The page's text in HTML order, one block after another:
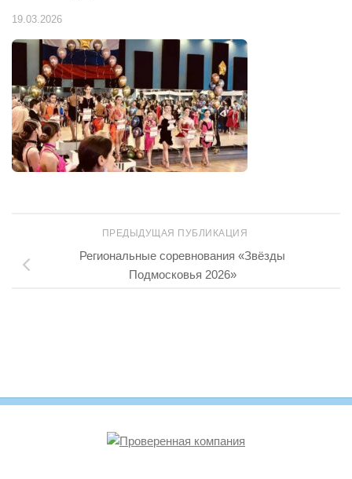
19.03.2026
ПРЕДЫДУЩАЯ ПУБЛИКАЦИЯ
Региональные соревнования «Звёзды
Подмосковья 2026»